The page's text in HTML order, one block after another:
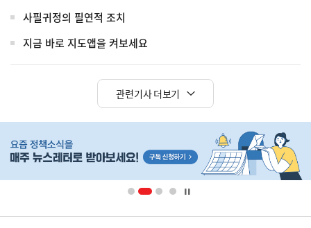
사필귀정의 필연적 조치
지금 바로 지도앱을 켜보세요
관련기사 더보기
단
영